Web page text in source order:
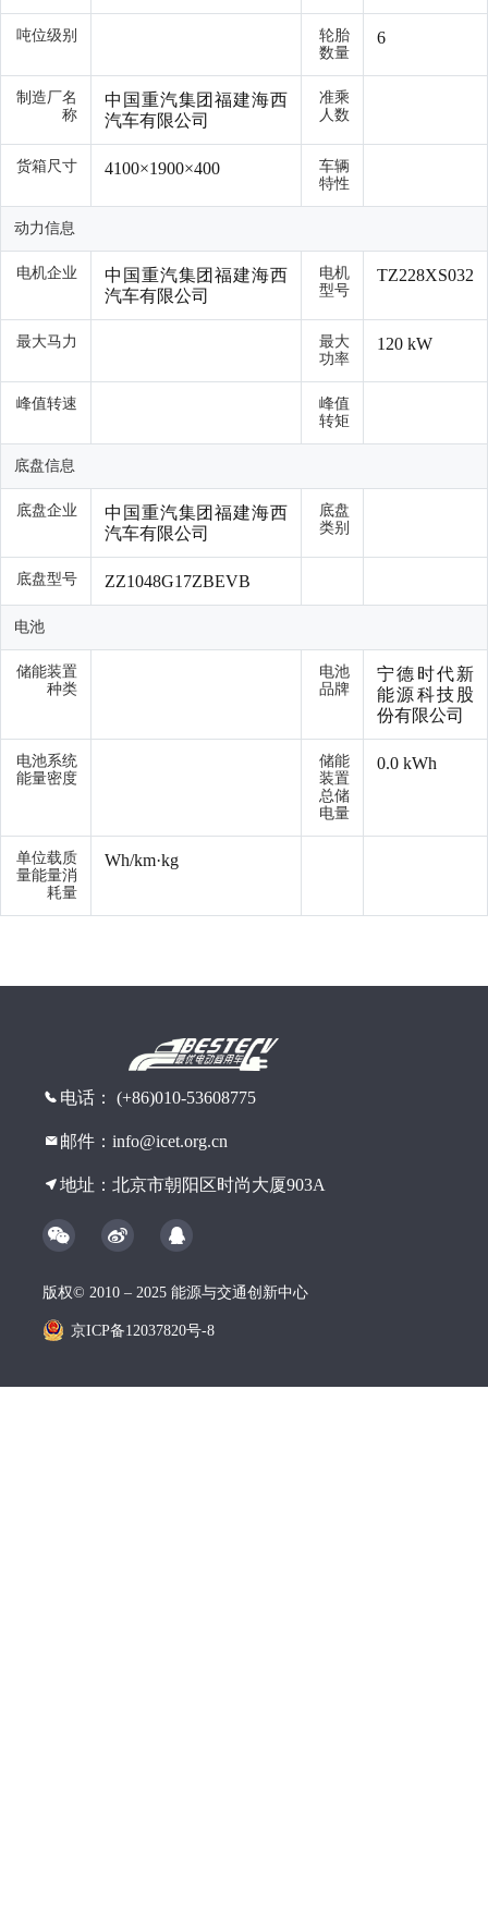
吨位级别
轮胎
数量
6
制造厂名
称
中国重汽集团福建海西
汽车有限公司
准乘
人数
货箱尺寸 4100×1900×400
车辆
特性
动力信息
电机企业
中国重汽集团福建海西
汽车有限公司
电机
型号
TZ228XS032
最大马力
最大
功率
120 kW
峰值转速
峰值
转矩
底盘信息
底盘企业
中国重汽集团福建海西
汽车有限公司
底盘
类别
底盘型号 ZZ1048G17ZBEVB
电池
储能装置
种类
电池
品牌
宁德时代新
能源科技股
份有限公司
电池系统
能量密度
储能
装置
总储
电量
0.0 kWh
单位载质
量能量消
耗量
Wh/km·kg
电话： (+86)010-53608775
邮件：info@icet.org.cn
地址：北京市朝阳区时尚大厦903A
版权© 2010 – 2025 能源与交通创新中心
京ICP备12037820号-8